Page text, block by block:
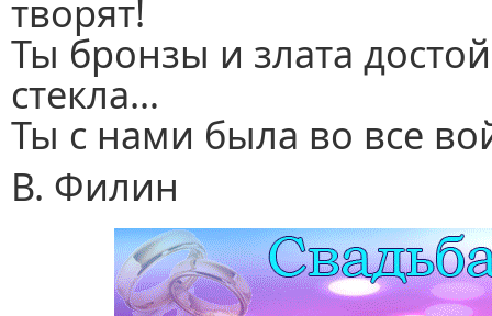
творят!
Ты бронзы и злата
стекла…
Ты с нами была во все
В. Филин